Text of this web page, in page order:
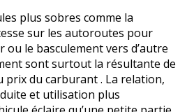
plus sobres comme la
sur les autoroutes pour
ou le basculement vers d’autre
sont surtout la résultante de
prix du carburant . La relation,
et utilisation plus